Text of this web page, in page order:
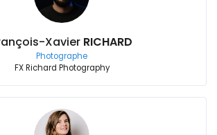
Xavier RICHARD
Photographe
FX Richard Photography